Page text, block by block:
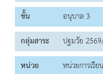
ชั้น
อนุบาล 3
กลุ่มสาระ
ปฐมวัย
หน่วย
หน่วยการเรี